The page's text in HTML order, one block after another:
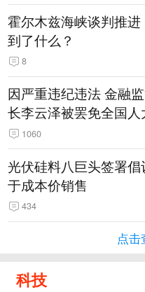
霍尔木兹海峡谈判推
到了什么？
8
因严重违纪违法 金融
长李云泽被罢免全国人
1060
光伏硅料八巨头签署
于成本价销售
434
点击
科技